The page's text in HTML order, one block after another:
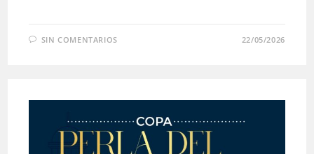
SIN COMENTARIOS 22/05/2026